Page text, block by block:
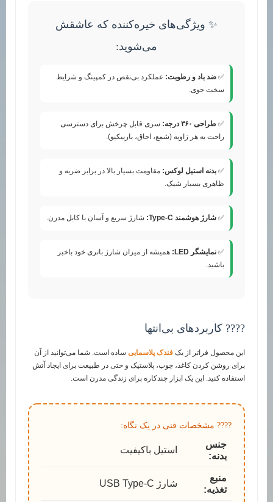
✨ ویژگی‌های خیره‌کننده که عاشقش
می‌شوید:
✅ ضد باد و رطوبت: عملکرد بی‌نقص در کمپینگ و شرایط
سخت جوی.
✅ طراحی ۳۶۰ درجه:
سری قابل چرخش برای دسترسی
راحت به هر زاویه (شمع، اجاق، باربیکیو).
✅ بدنه استیل لوکس: مقاومت بسیار بالا در برابر ضربه و
ظاهری بسیار شیک.
✅ شارژ هوشمند Type-C: شارژ سریع و آسان با کابل مدرن.
✅ نمایشگر LED:
همیشه از میزان شارژ باتری خود باخبر
باشید.
???? کاربردهای بی‌انتها
این محصول فراتر از یک فندک پلاسمایی ساده است. شما می‌توانید از آن
برای روشن کردن کاغذ، چوب، پلاستیک و حتی در طبیعت برای ایجاد آتش
استفاده کنید. این یک ابزار چندکاره برای زندگی مدرن است.
???? مشخصات فنی در یک نگاه:
جنس
بدنه:
استیل باکیفیت
منبع
تغذیه:
شارژ USB Type-C